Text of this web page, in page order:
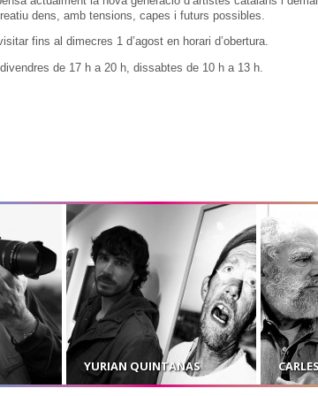
dens, amb tensions, capes i futurs possibles.
fins al dimecres 1 d’agost en horari d’obertura.
de 17 h a 20 h, dissabtes de 10 h a 13 h.
YURIAN QUINTANAS